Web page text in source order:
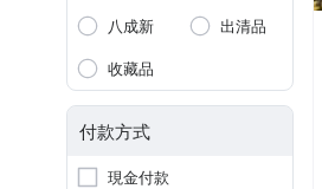
八成新
出清品
收藏品
付款方式
現金付款